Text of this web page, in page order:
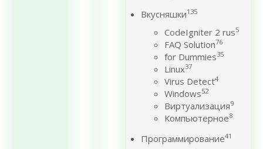
Вкусняшки135
CodeIgniter 2 rus5
FAQ Solution76
for Dummies35
Linux37
Virus Detect4
Windows52
Виртуализация9
Компьютерное8
Программирование41